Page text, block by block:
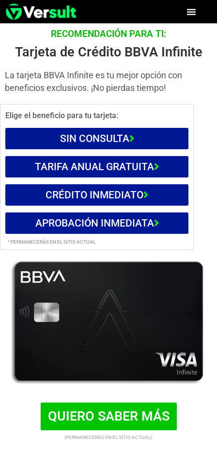
RECOMENDACIÓN PARA TI:
Tarjeta de Crédito BBVA Infinite
La tarjeta BBVA Infinite es tu mejor opción con
beneficios exclusivos. ¡No pierdas tiempo!
Elige el beneficio para tu tarjeta:
SIN CONSULTA
TARIFA ANUAL GRATUITA
CRÉDITO INMEDIATO
APROBACIÓN INMEDIATA
* PERMANECERÁS EN EL SITIO ACTUAL
QUIERO SABER MÁS
(PERMANECERÁS EN EL SITIO ACTUAL)